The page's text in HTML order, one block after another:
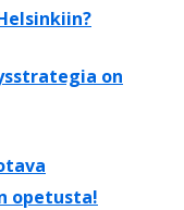
on
opetusta!